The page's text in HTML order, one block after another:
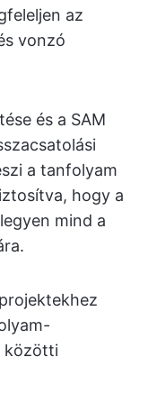
az
vonzó
és a SAM
a tanfolyam
hogy a
mind a
közötti